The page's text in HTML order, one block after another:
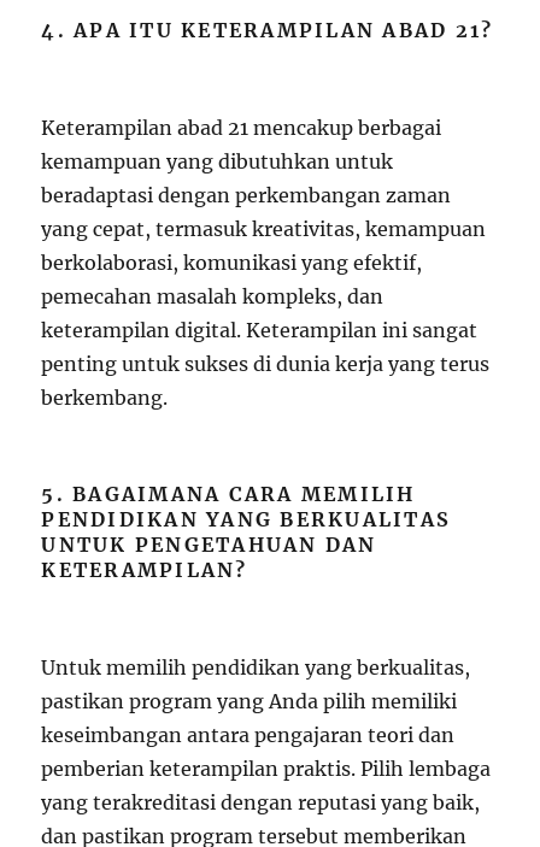
4. APA ITU KETERAMPILAN ABAD 21?
Keterampilan abad 21 mencakup berbagai
kemampuan yang dibutuhkan untuk
beradaptasi dengan perkembangan zaman
yang cepat, termasuk kreativitas, kemampuan
berkolaborasi, komunikasi yang efektif,
pemecahan masalah kompleks, dan
keterampilan digital. Keterampilan ini sangat
penting untuk sukses di dunia kerja yang terus
berkembang.
5. BAGAIMANA CARA MEMILIH
PENDIDIKAN YANG BERKUALITAS
UNTUK PENGETAHUAN DAN
KETERAMPILAN?
Untuk memilih pendidikan yang berkualitas,
pastikan program yang Anda pilih memiliki
keseimbangan antara pengajaran teori dan
pemberian keterampilan praktis. Pilih lembaga
yang terakreditasi dengan reputasi yang baik,
dan pastikan program tersebut memberikan